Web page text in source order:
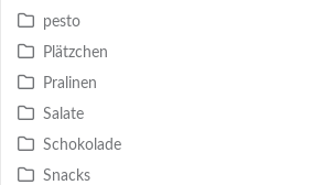
pesto
Plätzchen
Pralinen
Salate
Schokolade
Snacks